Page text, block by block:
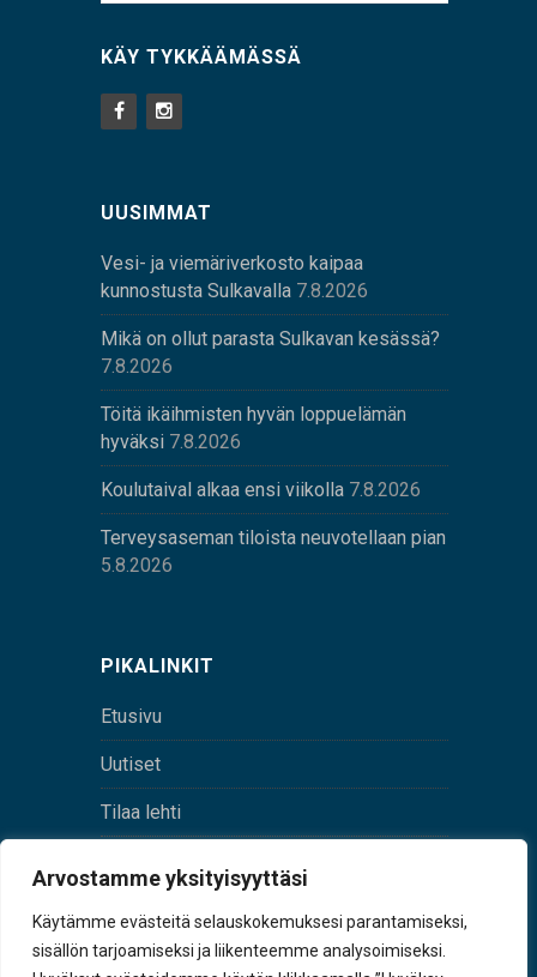
Arvostamme yksityisyyttäsi
Käytämme evästeitä selauskokemuksesi parantamiseksi,
sisällön tarjoamiseksi ja liikenteemme analysoimiseksi.
KÄY TYKKÄÄMÄSSÄ
UUSIMMAT
Vesi- ja viemäriverkosto kaipaa
kunnostusta Sulkavalla 7.8.2026
Mikä on ollut parasta Sulkavan kesässä?
7.8.2026
Töitä ikäihmisten hyvän loppuelämän
hyväksi 7.8.2026
Koulutaival alkaa ensi viikolla 7.8.2026
Terveysaseman tiloista neuvotellaan pian
5.8.2026
PIKALINKIT
Etusivu
Uutiset
Tilaa lehti